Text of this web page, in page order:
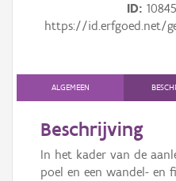
Persoon of collectief
Downloads
Hergebruik
ID
https://id.erfgoed.net/
ALGEMEEN
Beschrijving
In het kader van de
poel en een wandel- en